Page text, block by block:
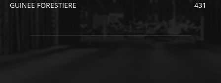
GUINEE FORESTIERE
431